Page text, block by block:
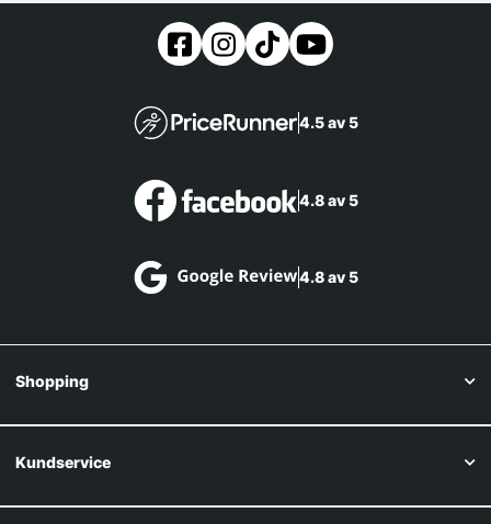
4.5 av 5
4.8 av 5
4.8 av 5
Shopping
Kundservice